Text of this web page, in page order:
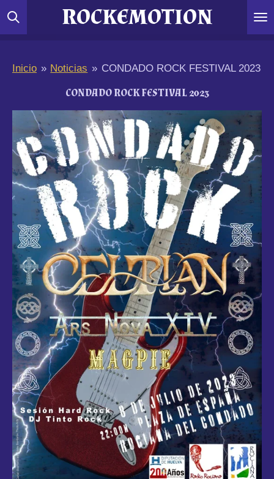
Ir
ROCKEMOTION
Inicio » Noticias » CONDADO ROCK FESTIVAL 2023
CONDADO ROCK FESTIVAL 2023